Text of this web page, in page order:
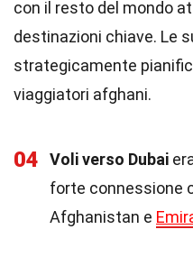
con il resto del mondo
destinazioni chiave. Le
strategicamente
viaggiatori afghani.
04 Voli verso Dubai
forte connessione
Afghanistan e